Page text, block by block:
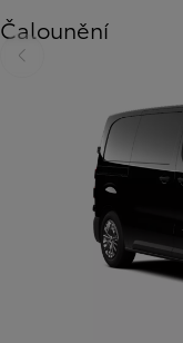
Čalounění
Předchozí